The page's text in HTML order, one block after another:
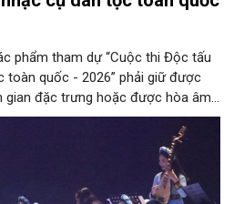
phẩm tham dự “Cuộc thi Độc tấu
toàn quốc - 2026” phải giữ được
gian đặc trưng hoặc được hòa âm,
điệu âm nhạc truyền thống Việt
diễn trực tiếp bằng nhạc cụ dân